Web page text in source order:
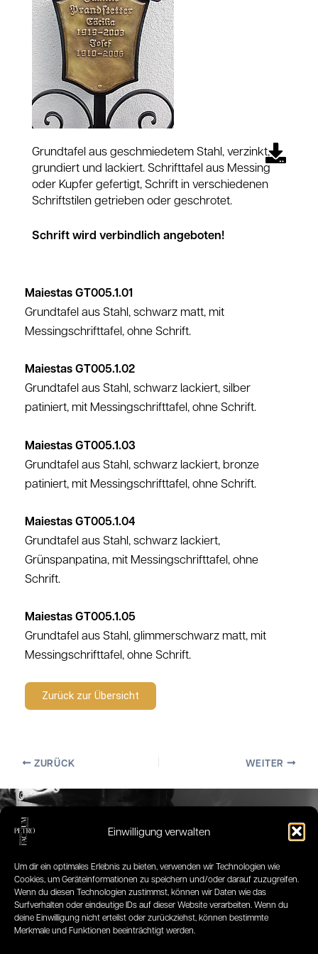
Einwilligung verwalten
Um dir ein optimales Erlebnis zu bieten, verwenden wir Technologien wie
Cookies, um Geräteinformationen zu speichern und/oder darauf zuzugreifen.
Wenn du diesen Technologien zustimmst, können wir Daten wie das
Surfverhalten oder eindeutige IDs auf dieser Website verarbeiten. Wenn du
deine Einwilligung nicht erteilst oder zurückziehst, können bestimmte
Merkmale und Funktionen beeinträchtigt werden.
Grundtafel aus geschmiedetem Stahl, verzinkt,
grundiert und lackiert. Schrifttafel aus Messing
oder Kupfer gefertigt, Schrift in verschiedenen
Schriftstilen getrieben oder geschrotet.
Schrift wird verbindlich angeboten!
Maiestas GT005.1.01
Grundtafel aus Stahl, schwarz matt, mit
Messingschrifttafel, ohne Schrift.
Maiestas GT005.1.02
Grundtafel aus Stahl, schwarz lackiert, silber
patiniert, mit Messingschrifttafel, ohne Schrift.
Maiestas GT005.1.03
Grundtafel aus Stahl, schwarz lackiert, bronze
patiniert, mit Messingschrifttafel, ohne Schrift.
Maiestas GT005.1.04
Grundtafel aus Stahl, schwarz lackiert,
Grünspanpatina, mit Messingschrifttafel, ohne
Schrift.
Maiestas GT005.1.05
Grundtafel aus Stahl, glimmerschwarz matt, mit
Messingschrifttafel, ohne Schrift.
Zurück zur Übersicht
ZURÜCK WEITER